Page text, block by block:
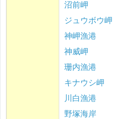
沼前岬
ジュウボウ岬
神岬漁港
神威岬
珊内漁港
キナウシ岬
川白漁港
野塚海岸